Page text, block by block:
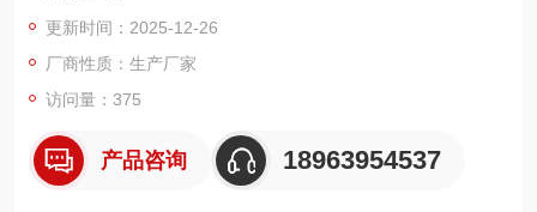
更新时间：2025-12-26
厂商性质：生产厂家
访问量：375
产品咨询 18963954537